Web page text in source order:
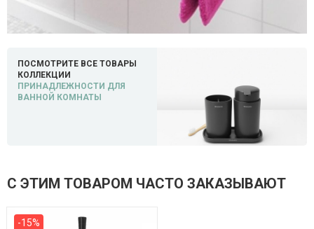
ПОСМОТРИТЕ ВСЕ ТОВАРЫ
КОЛЛЕКЦИИ
ПРИНАДЛЕЖНОСТИ ДЛЯ
ВАННОЙ КОМНАТЫ
С ЭТИМ ТОВАРОМ ЧАСТО ЗАКАЗЫВАЮТ
-15%